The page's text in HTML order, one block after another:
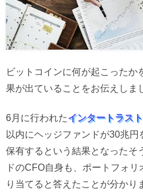
ビットコインに何が起こったか
果が出ていることをお伝えしま
6月に行われたインタートラス
以内にヘッジファンドが30兆
保有するという結果となったそ
ドのCFO自身も、ポートフォ
り当てると答えたことが分かり